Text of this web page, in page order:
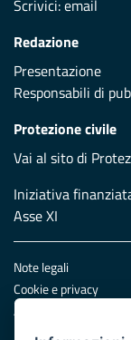
Scrivici:email
Redazione
Presentazione
Responsabili di
Protezione civile
Vai al sito di
Iniziativa
Asse XI
Note legali
Cookie e privacy
Atti di notifica
Feed RSS